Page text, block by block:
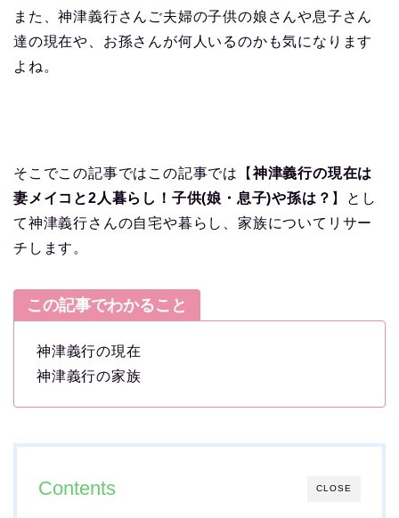
また、神津義行さんご夫婦の子供の娘さんや息子さん
達の現在や、お孫さんが何人いるのかも気になります
よね。
そこでこの記事ではこの記事では【神津義行の現在は
妻メイコと2人暮らし！子供(娘・息子)や孫は？ 】とし
て神津義行さんの自宅や暮らし、家族についてリサー
チします。
この記事でわかること
神津義行の現在
神津義行の家族
CLOSE
Contents